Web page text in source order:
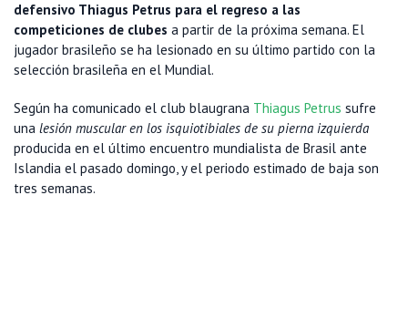
defensivo Thiagus Petrus para el regreso a las
competiciones de clubes a partir de la próxima semana. El
jugador brasileño se ha lesionado en su último partido con la
selección brasileña en el Mundial.
Según ha comunicado el club blaugrana Thiagus Petrus sufre
una lesión muscular en los isquiotibiales de su pierna izquierda
producida en el último encuentro mundialista de Brasil ante
Islandia el pasado domingo, y el periodo estimado de baja son
tres semanas.